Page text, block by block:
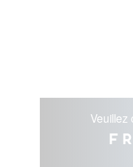
Veuillez